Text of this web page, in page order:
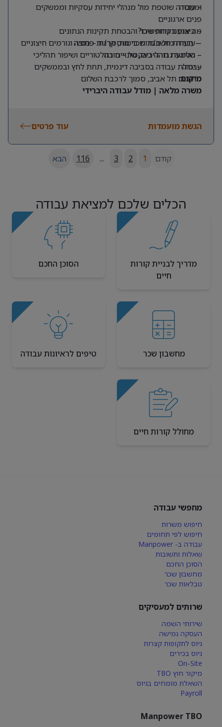
ומנוסה
– עבודה שוטפת מול מנהלי יחידות עסקיות וממשקים
פנים ארגוניים
– ביצוע בקרות שכר והבטחת תקינות הנתונים
– עבודה מול חברות ביטוח, קרנות פנסיה וגורמים חיצוניים
– הטמעת תהליכים, שינויים רגולטוריים ושיפור תהליכי
עבודה
מה אנחנו מחפשים?
– תעודת חשב/ת שכר מוסמך/ת – חובה
– שליטה גבוהה באקסל – חובה
– יכולת עבודה בסביבה דינמית, תחת לחץ ובממשקים
מרובים
מיקום: תל אביב, סמוך לרכבת השלום
משרה מלאה | מודל עבודה היברידי
הגשת מועמדות עוד פרטים
קודם 1
2
3
...
116 הבא
הכלים שלכם למציאת עבודה
מדריך לבניית קורות
חיים
הסוכן החכם
מחשבון שכר טיפים לראיונות עבודה
מחולל קורות חיים
מחפשי עבודה
חיפוש משרות
חיפוש לפי תחומים
עבודה ב- Manpower
שאלות ותשובות
הסוכן החכם
מחשבון שכר
טבלאות שכר
שרותים למעסיקים
שירותי השמה
העסקה גמישה
גיוס לתקופות קצרות
גיוס בכירים
On-Site
מיקור חוץ TBO
השאלת מומחים בגיוס
Payroll
Manpower TBO